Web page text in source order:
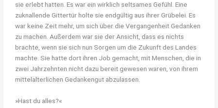
sie erlebt hatten. Es war ein wirklich seltsames Gefühl. Eine
zuknallende Gittertür holte sie endgültig aus ihrer Grübelei. Es
war keine Zeit mehr, um sich über die Vergangenheit Gedanken
zu machen. Außerdem war sie der Ansicht, dass es nichts
brachte, wenn sie sich nun Sorgen um die Zukunft des Landes
machte. Sie hatte dort ihren Job gemacht, mit Menschen, die in
zwei Jahrzehnten nicht dazu bereit gewesen waren, von ihrem
mittelalterlichen Gedankengut abzulassen.
»Hast du alles?«